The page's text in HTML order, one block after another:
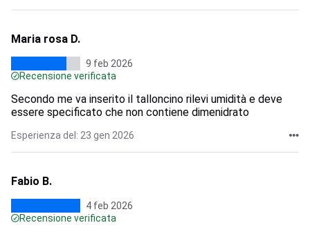
Maria rosa D.
9 feb 2026
Recensione verificata
Secondo me va inserito il talloncino rilevi umidità e deve
essere specificato che non contiene dimenidrato
Esperienza del: 23 gen 2026
Fabio B.
4 feb 2026
Recensione verificata